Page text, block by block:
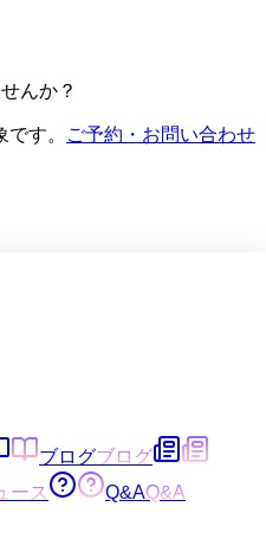
んか？
す。 ご予約・お問い合わせ
ブログブログ
ース Q&AQ&A